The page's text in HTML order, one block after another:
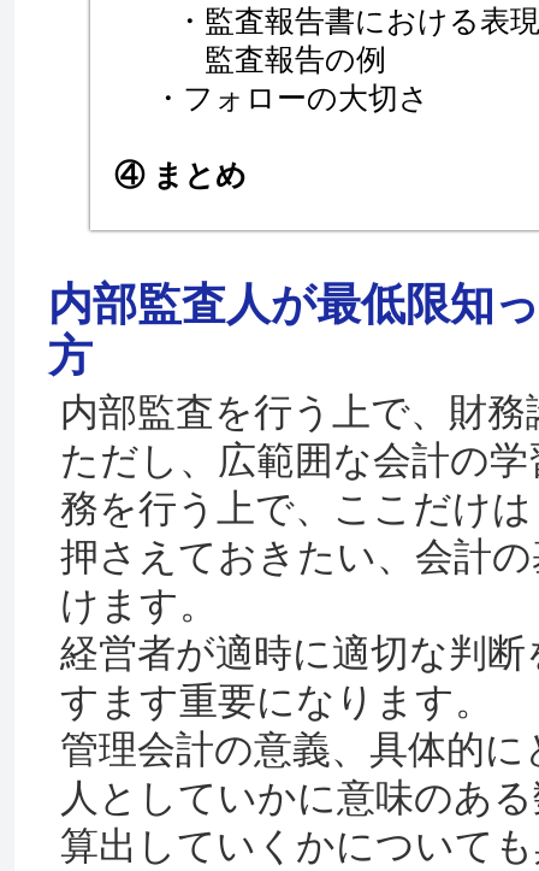
・監査報告書における表現
監査報告の例
・フォローの大切さ
④ まとめ
内部監査人が最低限知
方
内部監査を行う上で、財
ただし、広範囲な会計の
務を行う上で、ここだけは
押さえておきたい、会計
けます。
経営者が適時に適切な判
すます重要になります。
管理会計の意義、具体的
人としていかに意味のあ
算出していくかについて